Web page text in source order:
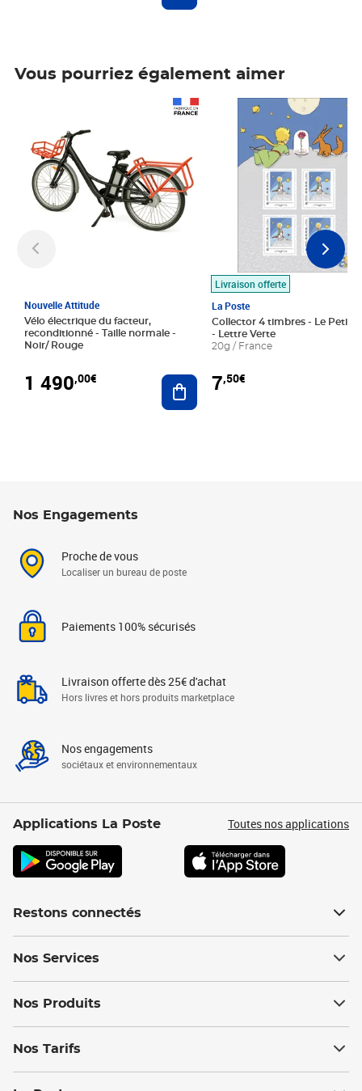
Vous pourriez également aimer
Nouvelle Attitude
Vélo électrique du facteur,
reconditionné - Taille normale -
Noir/ Rouge
1 490,00€ Ajouter au panier
Livraison offerte
La Poste
Collector 4 timbres - Le Petit
- Lettre Verte
20g / France
7,50€
Prix 7,50€
Nos Engagements
Proche de vous
Localiser un bureau de poste
Paiements 100% sécurisés
Livraison offerte dès 25€ d'achat
Hors livres et hors produits marketplace
Nos engagements
sociétaux et environnementaux
Applications La Poste Toutes nos applications
Restons connectés
Nos Services
Nos Produits
Nos Tarifs